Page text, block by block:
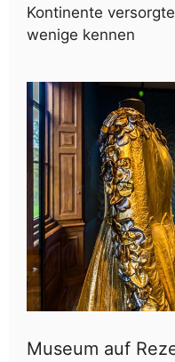
Kontinente
wenige kennen
Museum auf